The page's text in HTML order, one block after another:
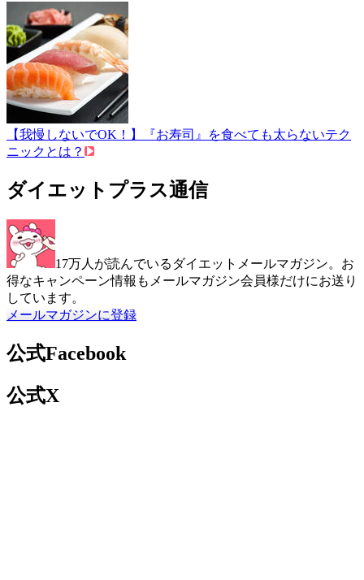
【我慢しないでOK！】『お寿司』を食べても太らないテク
ニックとは？
ダイエットプラス通信
17万人が読んでいるダイエットメールマガジン。お
得なキャンペーン情報もメールマガジン会員様だけにお送り
しています。
メールマガジンに登録
公式Facebook
公式X